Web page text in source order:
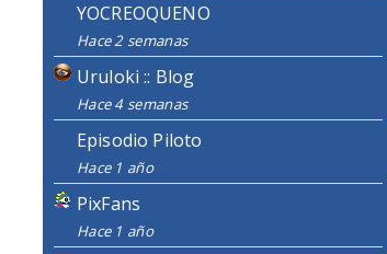
YOCREOQUENO
Hace 2 semanas
Uruloki :: Blog
Hace 4 semanas
Episodio Piloto
Hace 1 año
PixFans
Hace 1 año